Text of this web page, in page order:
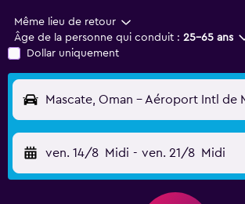
Même lieu de retour
Âge de la personne qui conduit : 25-65 ans
Dollar uniquement
Mascate, Oman - Aéroport Intl de
ven. 14/8 Midi - ven. 21/8 Midi